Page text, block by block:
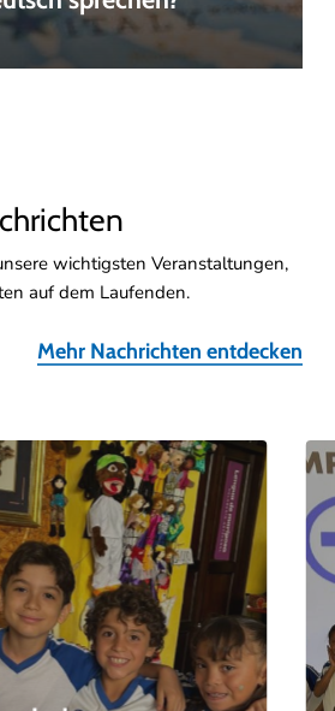
wichtigsten Veranstaltungen,
auf dem Laufenden.
Mehr Nachrichten entdecken